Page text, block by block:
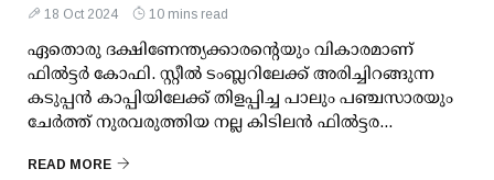
18 Oct 2024 10 mins read
ഏതൊരു ദക്ഷിണേന്ത്യക്കാരന്റെയും വികാരമാണ്
ഫില്‍ട്ടര്‍ കോഫി. സ്റ്റീല്‍ ടംബ്ലറിലേക്ക് അരിച്ചിറങ്ങുന്ന
കടുപ്പന്‍ കാപ്പിയിലേക്ക് തിളപ്പിച്ച പാലും പഞ്ചസാരയും
ചേര്‍ത്ത് നുരവരുത്തിയ നല്ല കിടിലന്‍ ഫില്‍ട്ടര...
READ MORE